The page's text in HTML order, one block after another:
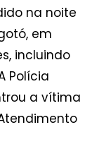
na noite
em
incluindo
Polícia
a vítima